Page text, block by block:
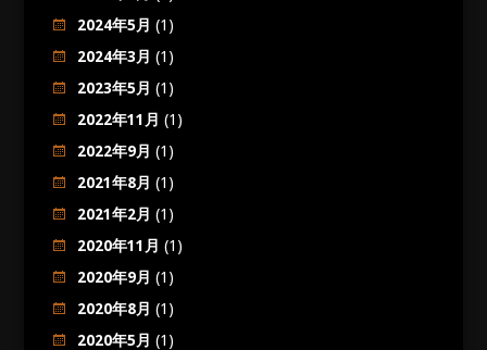
2024年5月 (1)
2024年3月 (1)
2023年5月 (1)
2022年11月 (1)
2022年9月 (1)
2021年8月 (1)
2021年2月 (1)
2020年11月 (1)
2020年9月 (1)
2020年8月 (1)
2020年5月 (1)